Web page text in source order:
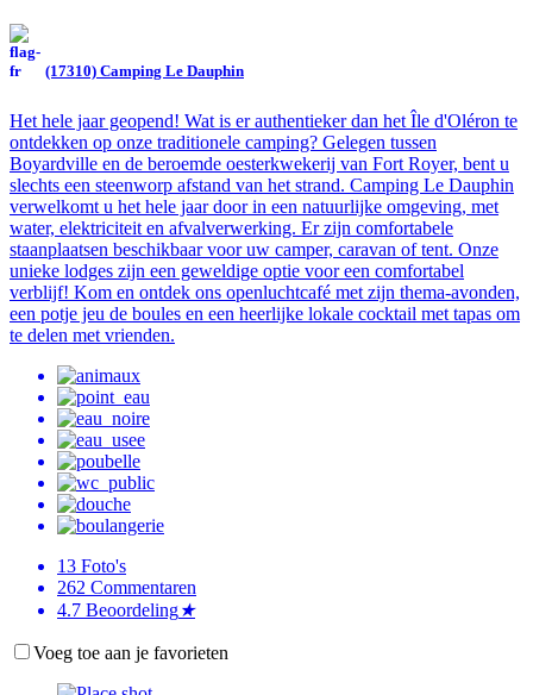
(17310) Camping Le Dauphin
Het hele jaar geopend! Wat is er authentieker dan het Île d'Oléron te
ontdekken op onze traditionele camping? Gelegen tussen
Boyardville en de beroemde oesterkwekerij van Fort Royer, bent u
slechts een steenworp afstand van het strand. Camping Le Dauphin
verwelkomt u het hele jaar door in een natuurlijke omgeving, met
water, elektriciteit en afvalverwerking. Er zijn comfortabele
staanplaatsen beschikbaar voor uw camper, caravan of tent. Onze
unieke lodges zijn een geweldige optie voor een comfortabel
verblijf! Kom en ontdek ons openluchtcafé met zijn thema-avonden,
een potje jeu de boules en een heerlijke lokale cocktail met tapas om
te delen met vrienden.
13 Foto's
262 Commentaren
4.7 Beoordeling★
Voeg toe aan je favorieten